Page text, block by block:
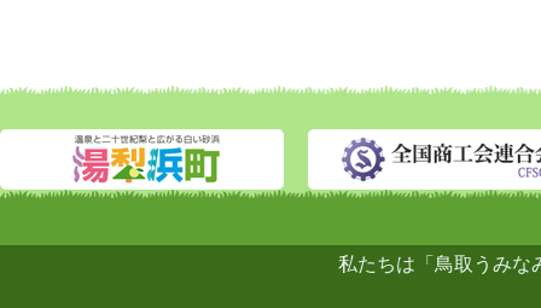
私たちは「鳥取うみな